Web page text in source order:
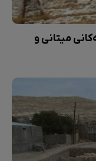
میتانی و